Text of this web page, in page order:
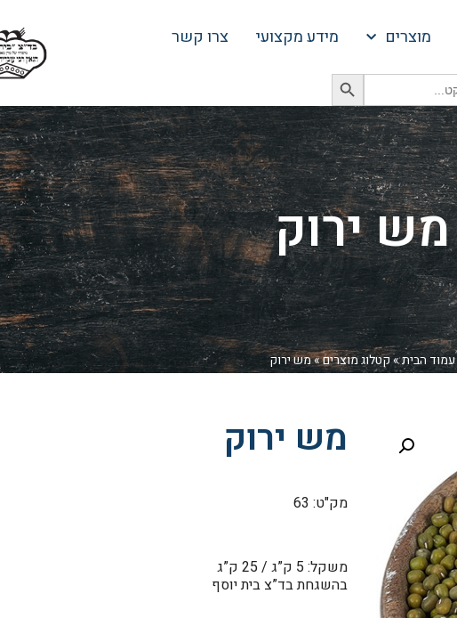
מוצרים מידע מקצועי צרו קשר
מש ירוק
עמוד הבית»קטלוג מוצרים»מש ירוק
מש ירוק
מק"ט: 63
משקל: 5 ק”ג / 25 ק”ג
בהשגחת בד”צ בית יוסף